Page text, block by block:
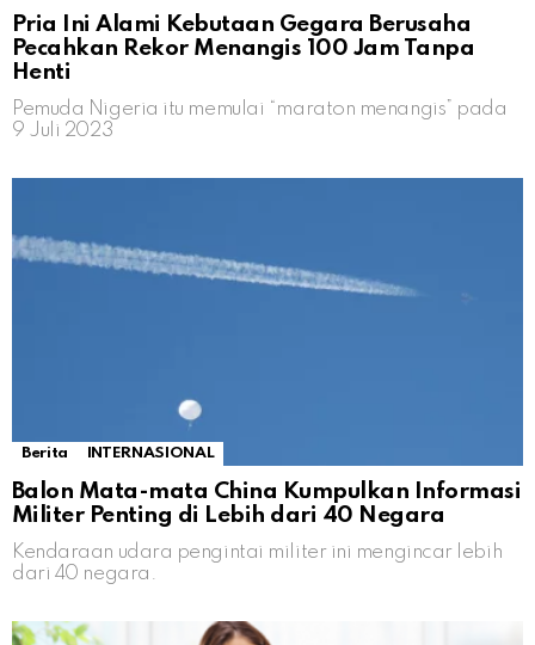
Pria Ini Alami Kebutaan Gegara Berusaha
Pecahkan Rekor Menangis 100 Jam Tanpa
Henti
Pemuda Nigeria itu memulai “maraton menangis” pada
9 Juli 2023
Berita INTERNASIONAL
Balon Mata-mata China Kumpulkan Informasi
Militer Penting di Lebih dari 40 Negara
Kendaraan udara pengintai militer ini mengincar lebih
dari 40 negara.